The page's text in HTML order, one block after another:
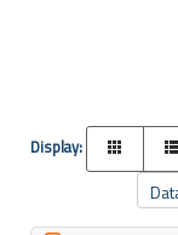
Display: